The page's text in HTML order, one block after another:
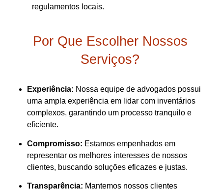
regulamentos locais.
Por Que Escolher Nossos
Serviços?
Experiência: Nossa equipe de advogados possui
uma ampla experiência em lidar com inventários
complexos, garantindo um processo tranquilo e
eficiente.
Compromisso: Estamos empenhados em
representar os melhores interesses de nossos
clientes, buscando soluções eficazes e justas.
Transparência: Mantemos nossos clientes